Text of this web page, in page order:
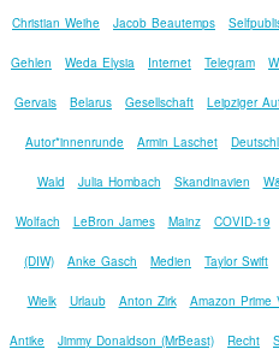
Christian Weihe Jacob Beautemps
Gehlen Weda Elysia Internet Telegram
Gervais Belarus Gesellschaft Leipziger
Autor*innenrunde Armin Laschet
Wald Julia Hombach Skandinavien
Wolfach LeBron James Mainz COVID-19
(DIW) Anke Gasch Medien Taylor Swift
Wielk Urlaub Anton Zirk Amazon Prime
Antike Jimmy Donaldson (MrBeast) Recht